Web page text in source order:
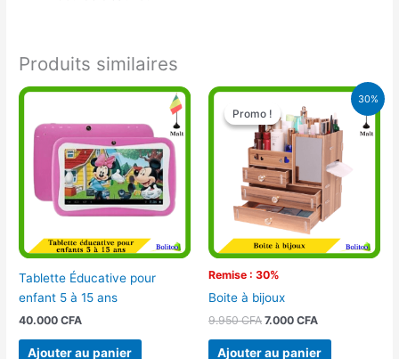
Produits similaires
Tablette Éducative pour
enfant 5 à 15 ans
40.000CFA
Ajouter au panier
30%
Promo !
Remise : 30%
Promo !
Boite à bijoux
9.950CFA
Le
prix
initial
était :
9.950 CFA.
7.000 CFA
Le
actuel
est :
7.000 CFA.
Ajouter au panier